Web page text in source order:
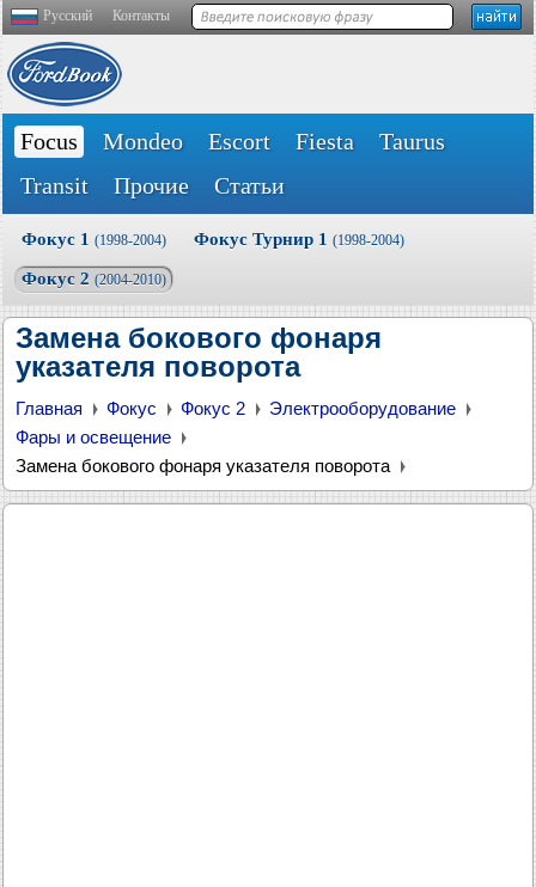
Русский Контакты
Focus Mondeo Escort Fiesta
Taurus
Transit
Прочие Статьи
Фокус 1 (1998-2004) Фокус Турнир 1 (1998-2004)
Фокус 2 (2004-2010)
Замена бокового фонаря
указателя поворота
Главная Фокус Фокус 2
Электрооборудование
Фары и освещение
Замена бокового фонаря указателя поворота